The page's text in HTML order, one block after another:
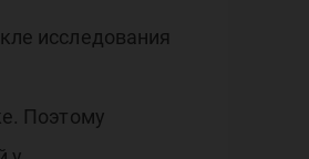
исследования
Поэтому